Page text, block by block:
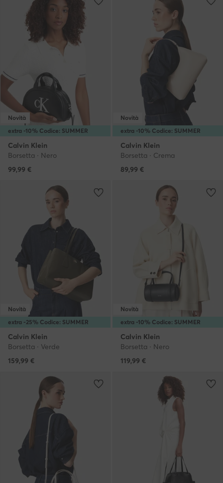
extra -10% Codice: SUMMER
Novità
Calvin Klein
Borsetta · Nero
99,99 €
extra -10% Codice: SUMMER
Novità
Calvin Klein
Borsetta · Crema
89,99 €
extra -25% Codice: SUMMER
Novità
Calvin Klein
Borsetta · Verde
159,99 €
extra -10% Codice: SUMMER
Novità
Calvin Klein
Borsetta · Nero
119,99 €